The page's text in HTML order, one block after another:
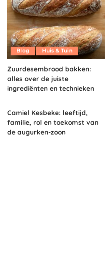
Blog Huis & Tuin
Zuurdesembrood bakken:
alles over de juiste
ingrediënten en technieken
Camiel Kesbeke: leeftijd,
familie, rol en toekomst van
de augurken-zoon